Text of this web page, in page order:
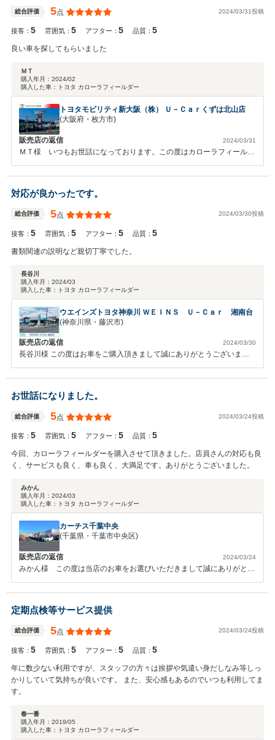
総合評価 5点 2024/03/31投稿
接客：5 雰囲気：5 アフター：5 品質：5
良い車を探してもらいました
ＭＴ
購入年月： 2024/02
購入した車：
トヨタ カローラフィールダー
トヨタモビリティ新大阪（株） Ｕ－Ｃａｒくずは北山店
(大阪府・枚方市)
販売店の返信 2024/03/31
ＭＴ様 いつもお世話になっております。この度はカローラフィールダ
しく思います。これからもカーライフのサポートをさせて頂こうと思い
ます。よろしくお願い致します。
対応が良かったです。
総合評価 5点 2024/03/30投稿
接客：5 雰囲気：5 アフター：5 品質：5
書類関連の説明など親切丁寧でした。
長谷川
購入年月： 2024/03
購入した車：
トヨタ カローラフィールダー
ウエインズトヨタ神奈川 ＷＥＩＮＳ Ｕ－Ｃａｒ 湘南台
(神奈川県・藤沢市)
販売店の返信 2024/03/30
長谷川様 この度はお車をご購入頂きまして誠にありがとうございまし
た。 遠方の中いつもありがとうございます。 これからも長いお付き合
いをよろしくお願いいたします。
お世話になりました。
総合評価 5点 2024/03/24投稿
接客：5 雰囲気：5 アフター：5 品質：5
今回、カローラフィールダーを購入させて頂きました。店員さんの対応も良
く、サービスも良く、車も良く、大満足です。ありがとうございました。
みかん
購入年月： 2024/03
購入した車：
トヨタ カローラフィールダー
カーチス千葉中央
(千葉県・千葉市中央区)
販売店の返信 2024/03/24
みかん様 この度は当店のお車をお選びいただきまして誠にありがとう
フターフォロー張り切って頑張らせて頂きます！！今後とも永いお付き
定期点検等サービス提供
総合評価 5点 2024/03/24投稿
接客：5 雰囲気：5 アフター：5 品質：5
年に数少ない利用ですが、スタッフの方々は挨拶や気遣い身だしなみ等しっ
かりしていて気持ちが良いです。 また、安心感もあるのでいつも利用してま
す。
春一番
購入年月： 2019/05
購入した車：
トヨタ カローラフィールダー